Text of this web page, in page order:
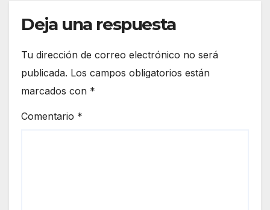
Deja una respuesta
Tu dirección de correo electrónico no será
publicada. Los campos obligatorios están
marcados con *
Comentario *